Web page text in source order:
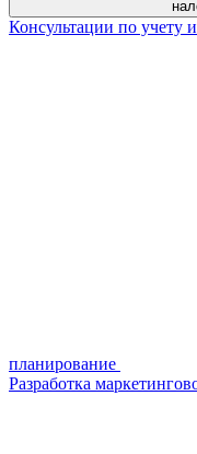
Консультации по учету
планирование
Разработка